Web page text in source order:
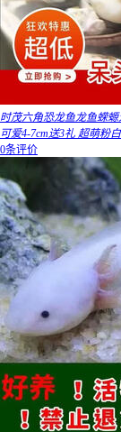
时茂六角恐龙鱼龙鱼蝾
可爱4-7cm送3礼 超萌粉
0条评价